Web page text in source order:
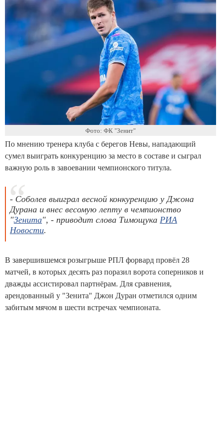
Фото: ФК "Зенит"
По мнению тренера клуба с берегов Невы, нападающий
сумел выиграть конкуренцию за место в составе и сыграл
важную роль в завоевании чемпионского титула.
- Соболев выиграл весной конкуренцию у Джона
Дурана и внес весомую лепту в чемпионство
"Зенита", - приводит слова Тимощука РИА
Новости.
В завершившемся розыгрыше РПЛ форвард провёл 28
матчей, в которых десять раз поразил ворота соперников и
дважды ассистировал партнёрам. Для сравнения,
арендованный у "Зенита" Джон Дуран отметился одним
забитым мячом в шести встречах чемпионата.